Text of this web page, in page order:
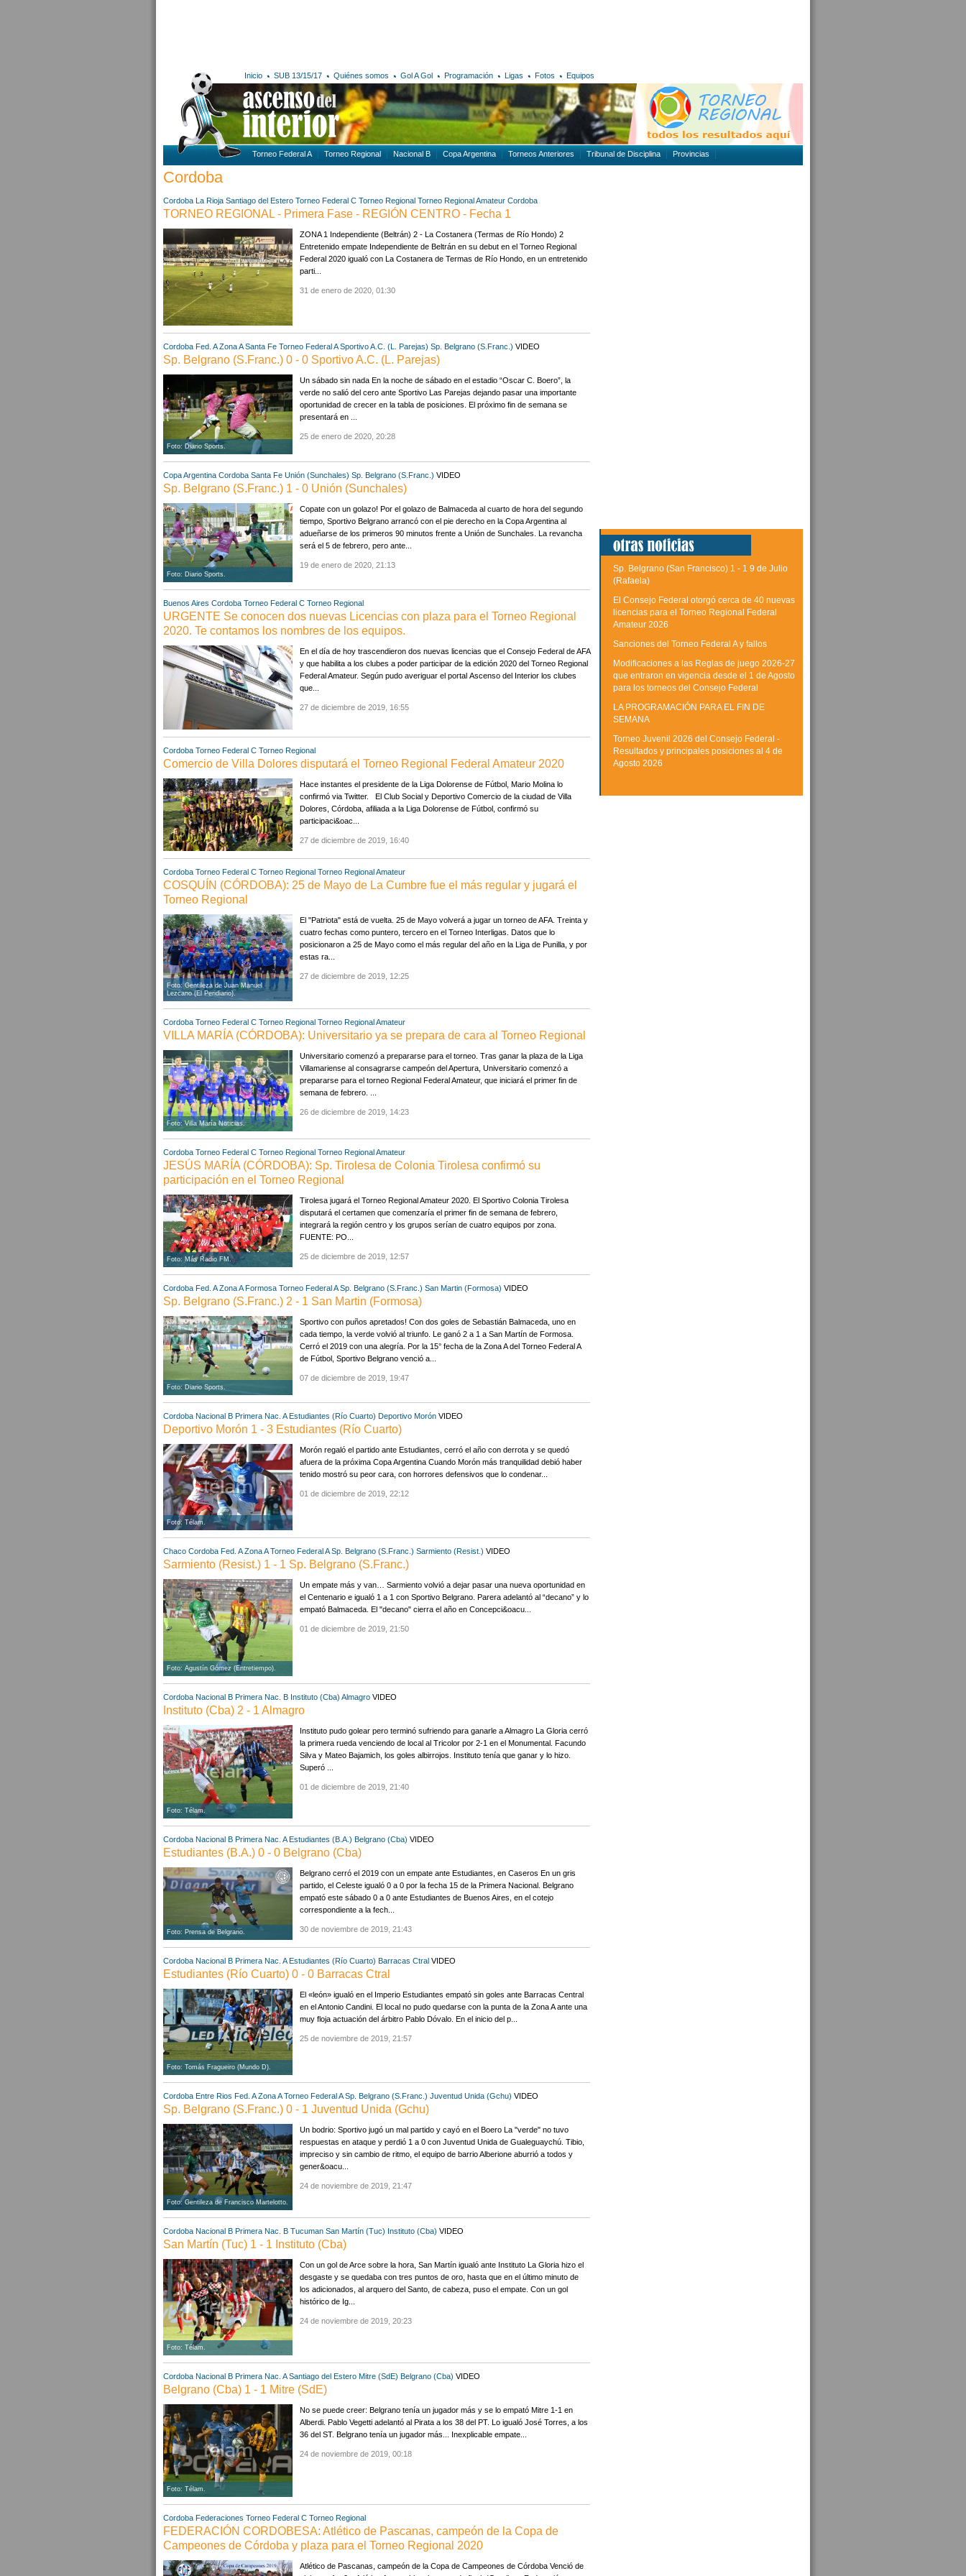
Inicio SUB 13/15/17 Quiénes somos Gol A Gol Programación Ligas Fotos Equipos
Torneo Federal A Torneo Regional Nacional B Copa Argentina Torneos Anteriores Tribunal de Disciplina Provincias
Cordoba
Cordoba La Rioja Santiago del Estero Torneo Federal C Torneo Regional Torneo Regional Amateur Cordoba
TORNEO REGIONAL - Primera Fase - REGIÓN CENTRO - Fecha 1
ZONA 1 Independiente (Beltrán) 2 - La Costanera (Termas de Río Hondo) 2
Entretenido empate Independiente de Beltrán en su debut en el Torneo Regional
Federal 2020 igualó con La Costanera de Termas de Río Hondo, en un entretenido
parti...
31 de enero de 2020, 01:30
Cordoba Fed. A Zona A Santa Fe Torneo Federal A Sportivo A.C. (L. Parejas) Sp. Belgrano (S.Franc.) VIDEO
Sp. Belgrano (S.Franc.) 0 - 0 Sportivo A.C. (L. Parejas)
Foto: Diario Sports.
Un sábado sin nada En la noche de sábado en el estadio “Oscar C. Boero”, la
verde no salió del cero ante Sportivo Las Parejas dejando pasar una importante
oportunidad de crecer en la tabla de posiciones. El próximo fin de semana se
presentará en ...
25 de enero de 2020, 20:28
Copa Argentina Cordoba Santa Fe Unión (Sunchales) Sp. Belgrano (S.Franc.) VIDEO
Sp. Belgrano (S.Franc.) 1 - 0 Unión (Sunchales)
Foto: Diario Sports.
Copate con un golazo! Por el golazo de Balmaceda al cuarto de hora del segundo
tiempo, Sportivo Belgrano arrancó con el pie derecho en la Copa Argentina al
adueñarse de los primeros 90 minutos frente a Unión de Sunchales. La revancha
será el 5 de febrero, pero ante...
19 de enero de 2020, 21:13
Buenos Aires Cordoba Torneo Federal C Torneo Regional
URGENTE Se conocen dos nuevas Licencias con plaza para el Torneo Regional
2020. Te contamos los nombres de los equipos.
En el día de hoy trascendieron dos nuevas licencias que el Consejo Federal de AFA
y que habilita a los clubes a poder participar de la edición 2020 del Torneo Regional
Federal Amateur. Según pudo averiguar el portal Ascenso del Interior los clubes
que...
27 de diciembre de 2019, 16:55
Cordoba Torneo Federal C Torneo Regional
Comercio de Villa Dolores disputará el Torneo Regional Federal Amateur 2020
Hace instantes el presidente de la Liga Dolorense de Fútbol, Mario Molina lo
confirmó via Twitter. El Club Social y Deportivo Comercio de la ciudad de Villa
Dolores, Córdoba, afiliada a la Liga Dolorense de Fútbol, confirmó su
participaci&oac...
27 de diciembre de 2019, 16:40
Cordoba Torneo Federal C Torneo Regional Torneo Regional Amateur
COSQUÍN (CÓRDOBA): 25 de Mayo de La Cumbre fue el más regular y jugará el
Torneo Regional
Foto: Gentileza de Juan Manuel
Lezcano (El Peridiario).
El "Patriota" está de vuelta. 25 de Mayo volverá a jugar un torneo de AFA. Treinta y
cuatro fechas como puntero, tercero en el Torneo Interligas. Datos que lo
posicionaron a 25 de Mayo como el más regular del año en la Liga de Punilla, y por
estas ra...
27 de diciembre de 2019, 12:25
Cordoba Torneo Federal C Torneo Regional Torneo Regional Amateur
VILLA MARÍA (CÓRDOBA): Universitario ya se prepara de cara al Torneo Regional
Foto: Villa María Noticias.
Universitario comenzó a prepararse para el torneo. Tras ganar la plaza de la Liga
Villamariense al consagrarse campeón del Apertura, Universitario comenzó a
prepararse para el torneo Regional Federal Amateur, que iniciará el primer fin de
semana de febrero. ...
26 de diciembre de 2019, 14:23
Cordoba Torneo Federal C Torneo Regional Torneo Regional Amateur
JESÚS MARÍA (CÓRDOBA): Sp. Tirolesa de Colonia Tirolesa confirmó su
participación en el Torneo Regional
Foto: Más Radio FM.
Tirolesa jugará el Torneo Regional Amateur 2020. El Sportivo Colonia Tirolesa
disputará el certamen que comenzaría el primer fin de semana de febrero,
integrará la región centro y los grupos serían de cuatro equipos por zona.
FUENTE: PO...
25 de diciembre de 2019, 12:57
Cordoba Fed. A Zona A Formosa Torneo Federal A Sp. Belgrano (S.Franc.) San Martin (Formosa) VIDEO
Sp. Belgrano (S.Franc.) 2 - 1 San Martin (Formosa)
Foto: Diario Sports.
Sportivo con puños apretados! Con dos goles de Sebastián Balmaceda, uno en
cada tiempo, la verde volvió al triunfo. Le ganó 2 a 1 a San Martín de Formosa.
Cerró el 2019 con una alegría. Por la 15° fecha de la Zona A del Torneo Federal A
de Fútbol, Sportivo Belgrano venció a...
07 de diciembre de 2019, 19:47
Cordoba Nacional B Primera Nac. A Estudiantes (Río Cuarto) Deportivo Morón VIDEO
Deportivo Morón 1 - 3 Estudiantes (Río Cuarto)
Foto: Télam.
Morón regaló el partido ante Estudiantes, cerró el año con derrota y se quedó
afuera de la próxima Copa Argentina Cuando Morón más tranquilidad debió haber
tenido mostró su peor cara, con horrores defensivos que lo condenar...
01 de diciembre de 2019, 22:12
Chaco Cordoba Fed. A Zona A Torneo Federal A Sp. Belgrano (S.Franc.) Sarmiento (Resist.) VIDEO
Sarmiento (Resist.) 1 - 1 Sp. Belgrano (S.Franc.)
Foto: Agustín Gómez (Entretiempo).
Un empate más y van… Sarmiento volvió a dejar pasar una nueva oportunidad en
el Centenario e igualó 1 a 1 con Sportivo Belgrano. Parera adelantó al “decano” y lo
empató Balmaceda. El "decano" cierra el año en Concepci&oacu...
01 de diciembre de 2019, 21:50
Cordoba Nacional B Primera Nac. B Instituto (Cba) Almagro VIDEO
Instituto (Cba) 2 - 1 Almagro
Foto: Télam.
Instituto pudo golear pero terminó sufriendo para ganarle a Almagro La Gloria cerró
la primera rueda venciendo de local al Tricolor por 2-1 en el Monumental. Facundo
Silva y Mateo Bajamich, los goles albirrojos. Instituto tenía que ganar y lo hizo.
Superó ...
01 de diciembre de 2019, 21:40
Cordoba Nacional B Primera Nac. A Estudiantes (B.A.) Belgrano (Cba) VIDEO
Estudiantes (B.A.) 0 - 0 Belgrano (Cba)
Foto: Prensa de Belgrano.
Belgrano cerró el 2019 con un empate ante Estudiantes, en Caseros En un gris
partido, el Celeste igualó 0 a 0 por la fecha 15 de la Primera Nacional. Belgrano
empató este sábado 0 a 0 ante Estudiantes de Buenos Aires, en el cotejo
correspondiente a la fech...
30 de noviembre de 2019, 21:43
Cordoba Nacional B Primera Nac. A Estudiantes (Río Cuarto) Barracas Ctral VIDEO
Estudiantes (Río Cuarto) 0 - 0 Barracas Ctral
Foto: Tomás Fragueiro (Mundo D).
El «león» igualó en el Imperio Estudiantes empató sin goles ante Barracas Central
en el Antonio Candini. El local no pudo quedarse con la punta de la Zona A ante una
muy floja actuación del árbitro Pablo Dóvalo. En el inicio del p...
25 de noviembre de 2019, 21:57
Cordoba Entre Rios Fed. A Zona A Torneo Federal A Sp. Belgrano (S.Franc.) Juventud Unida (Gchu) VIDEO
Sp. Belgrano (S.Franc.) 0 - 1 Juventud Unida (Gchu)
Foto: Gentileza de Francisco Martelotto.
Un bodrio: Sportivo jugó un mal partido y cayó en el Boero La "verde" no tuvo
respuestas en ataque y perdió 1 a 0 con Juventud Unida de Gualeguaychú. Tibio,
impreciso y sin cambio de ritmo, el equipo de barrio Alberione aburrió a todos y
gener&oacu...
24 de noviembre de 2019, 21:47
Cordoba Nacional B Primera Nac. B Tucuman San Martín (Tuc) Instituto (Cba) VIDEO
San Martín (Tuc) 1 - 1 Instituto (Cba)
Foto: Télam.
Con un gol de Arce sobre la hora, San Martín igualó ante Instituto La Gloria hizo el
desgaste y se quedaba con tres puntos de oro, hasta que en el último minuto de
los adicionados, al arquero del Santo, de cabeza, puso el empate. Con un gol
histórico de Ig...
24 de noviembre de 2019, 20:23
Cordoba Nacional B Primera Nac. A Santiago del Estero Mitre (SdE) Belgrano (Cba) VIDEO
Belgrano (Cba) 1 - 1 Mitre (SdE)
Foto: Télam.
No se puede creer: Belgrano tenía un jugador más y se lo empató Mitre 1-1 en
Alberdi. Pablo Vegetti adelantó al Pirata a los 38 del PT. Lo igualó José Torres, a los
36 del ST. Belgrano tenía un jugador más... Inexplicable empate...
24 de noviembre de 2019, 00:18
Cordoba Federaciones Torneo Federal C Torneo Regional
FEDERACIÓN CORDOBESA: Atlético de Pascanas, campeón de la Copa de
Campeones de Córdoba y plaza para el Torneo Regional 2020
Atlético de Pascanas, campeón de la Copa de Campeones de Córdoba Venció de
Sp. Belgrano (San Francisco) 1 - 1 9 de Julio
(Rafaela)
El Consejo Federal otorgó cerca de 40 nuevas
licencias para el Torneo Regional Federal
Amateur 2026
Sanciones del Torneo Federal A y fallos
Modificaciones a las Reglas de juego 2026-27
que entraron en vigencia desde el 1 de Agosto
para los torneos del Consejo Federal
LA PROGRAMACIÓN PARA EL FIN DE
SEMANA
Torneo Juvenil 2026 del Consejo Federal -
Resultados y principales posiciones al 4 de
Agosto 2026